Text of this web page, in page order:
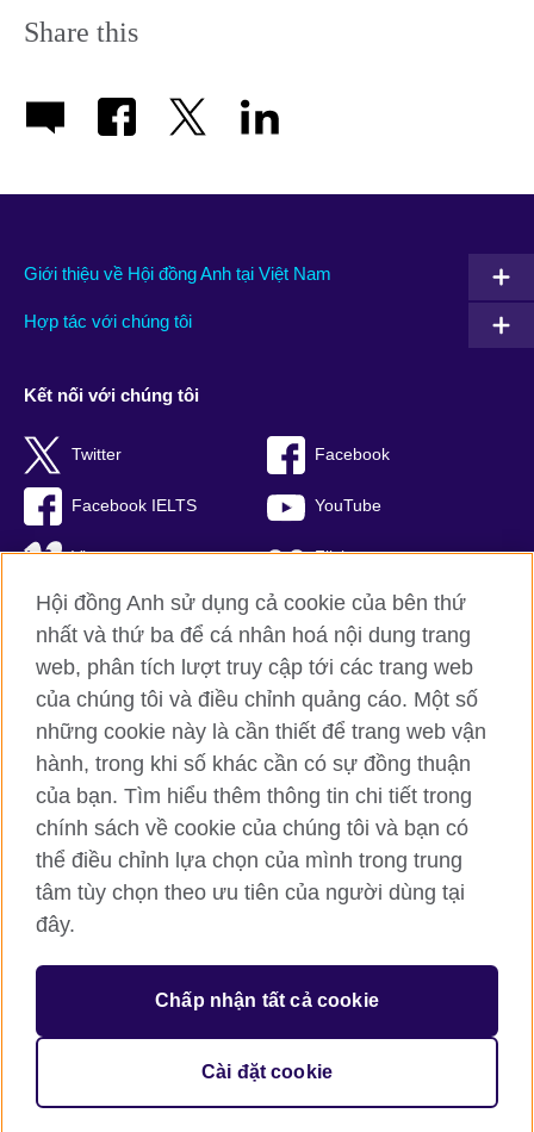
Share this
Giới thiệu về Hội đồng Anh tại Việt Nam
Hợp tác với chúng tôi
Kết nối với chúng tôi
Twitter Facebook
Facebook IELTS YouTube
Vimeo Flickr
RSS TikTok
Hội đồng Anh toàn cầu
Bảo mật thông tin và quy định sử dụng
Cookie
Sơ đồ trang
© 2026 British Council
British Council (Viet Nam) LLC (
(0)24 37281920; email: bchanoi@britishcouncil.org.vn) is a
subsidiary of the British Council which is the United Kingdom’s
opportunities.
Hội đồng Anh sử dụng cả cookie của bên thứ
nhất và thứ ba để cá nhân hoá nội dung trang
web, phân tích lượt truy cập tới các trang web
của chúng tôi và điều chỉnh quảng cáo. Một số
những cookie này là cần thiết để trang web vận
hành, trong khi số khác cần có sự đồng thuận
của bạn. Tìm hiểu thêm thông tin chi tiết trong
chính sách về cookie của chúng tôi và bạn có
thể điều chỉnh lựa chọn của mình trong trung
tâm tùy chọn theo ưu tiên của người dùng tại
đây.
Chấp nhận tất cả cookie
Cài đặt cookie